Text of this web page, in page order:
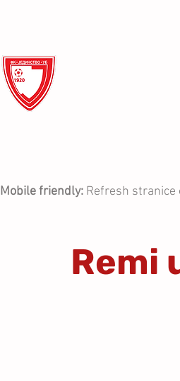
Mobile friendly: Refresh stranice
Remi